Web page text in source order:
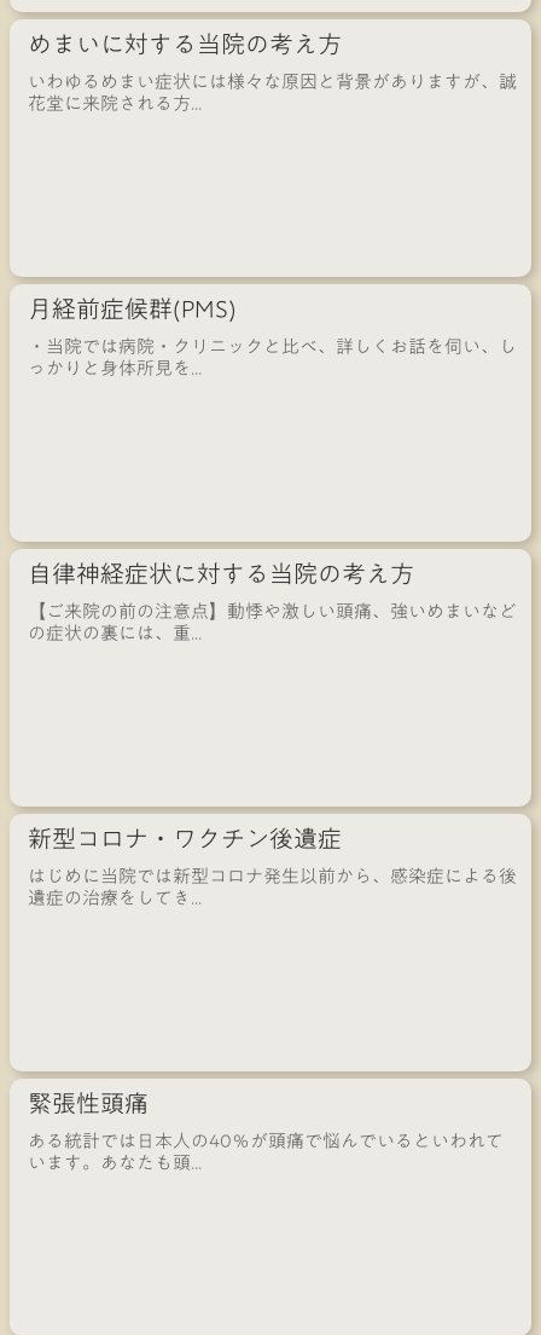
めまいに対する当院の考え方
いわゆるめまい症状には様々な原因と背景がありますが、誠
花堂に来院される方...
月経前症候群(PMS)
・当院では病院・クリニックと比べ、詳しくお話を伺い、し
っかりと身体所見を...
自律神経症状に対する当院の考え方
【ご来院の前の注意点】動悸や激しい頭痛、強いめまいなど
の症状の裏には、重...
新型コロナ・ワクチン後遺症
はじめに当院では新型コロナ発生以前から、感染症による後
遺症の治療をしてき...
緊張性頭痛
ある統計では日本人の40％が頭痛で悩んでいるといわれて
います。あなたも頭...